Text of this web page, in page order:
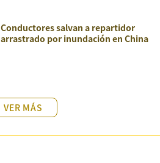
Conductores salvan a repartidor
arrastrado por inundación en China
VER MÁS